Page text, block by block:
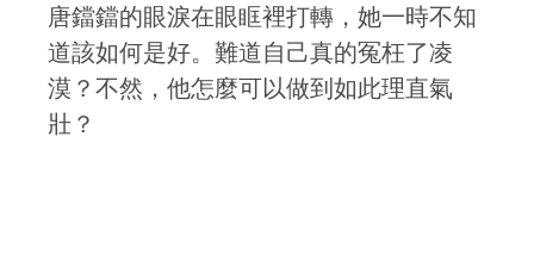
唐鐺鐺的眼淚在眼眶裡打轉，她一時不知
道該如何是好。難道自己真的冤枉了凌
漠？不然，他怎麼可以做到如此理直氣
壯？